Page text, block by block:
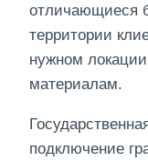
отличающиеся
территории
нужном
материалам.
подключение